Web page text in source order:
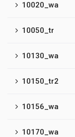
10020_wa
10050_tr
10130_wa
10150_tr2
10156_wa
10170_wa